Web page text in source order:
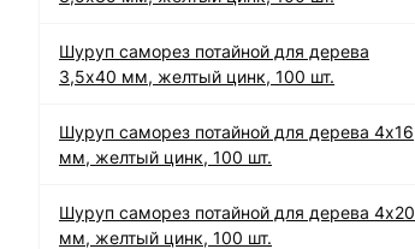
Шуруп саморез потайной для дерева
3,5х40 мм, желтый цинк, 100 шт.
Шуруп саморез потайной для дерева 4х16
мм, желтый цинк, 100 шт.
Шуруп саморез потайной для дерева 4х20
мм, желтый цинк, 100 шт.